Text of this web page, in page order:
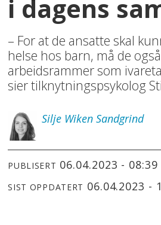
i dagens
– For at de ansatte skal
helse hos barn, må de
arbeidsrammer som
sier tilknytningspsykolog
Silje Wiken Sandgrind
PUBLISERT 06.04.2023 - 08:39
SIST OPPDATERT 06.04.2023 -